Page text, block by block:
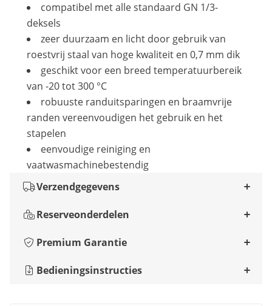
compatibel met alle standaard GN 1/3-
deksels
zeer duurzaam en licht door gebruik van
roestvrij staal van hoge kwaliteit en 0,7 mm dik
geschikt voor een breed temperatuurbereik
van -20 tot 300 °C
robuuste randuitsparingen en braamvrije
randen vereenvoudigen het gebruik en het
stapelen
eenvoudige reiniging en
vaatwasmachinebestendig
Verzendgegevens
Reserveonderdelen
Premium Garantie
Bedieningsinstructies